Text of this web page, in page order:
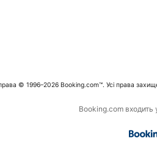
© 1996–2026 Booking.com™. Усі права
Booking.com входить